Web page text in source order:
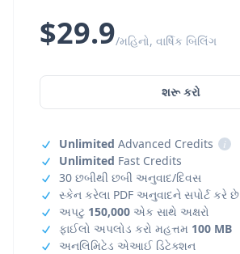
$29.9/મહિનો, વાર્ષિક બિલિંગ
શરૂ કરો
Unlimited Advanced Credits
i
Unlimited Fast Credits
30 છબીથી છબી અનુવાદ/દિવસ
સ્કેન કરેલા PDF અનુવાદને સપોર્ટ કરે છે
અપટુ 150,000 એક સાથે અક્ષરો
ફાઈલો અપલોડ કરો મહત્તમ 100 MB
અનલિમિટેડ એઆઈ ડિટેક્શન